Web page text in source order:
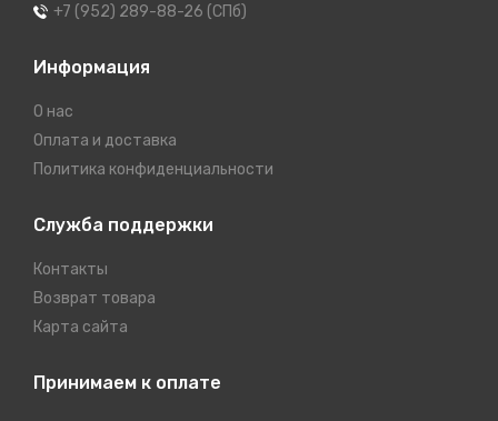
+7 (952) 289-88-26 (СПб)
Информация
О нас
Оплата и доставка
Политика конфиденциальности
Служба поддержки
Контакты
Возврат товара
Карта сайта
Принимаем к оплате